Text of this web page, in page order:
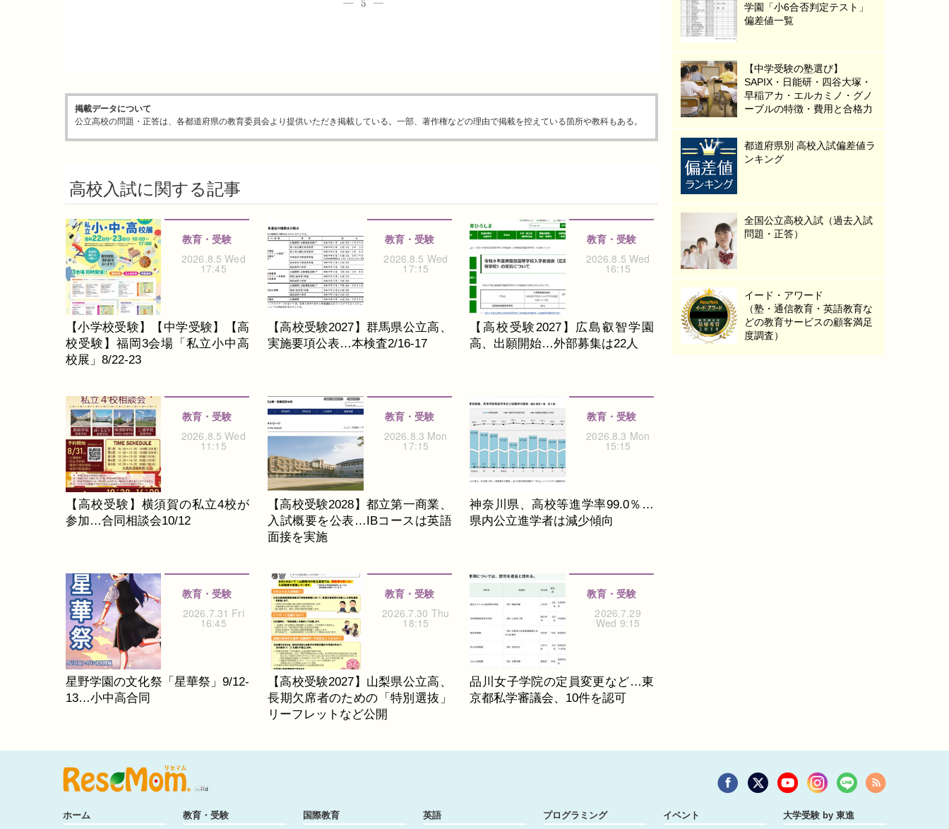
掲載データについて
公立高校の問題・正答は、各都道府県の教育委員会より提供いただき掲載している。一部、著作権などの理由で掲載を控えている箇所や教科もある。
高校入試に関する記事
【小学校受験】【中学受験】【高
校受験】福岡3会場「私立小中高
校展」8/22-23
教育・受験
2026.8.5 Wed
17:45
【高校受験2027】群馬県公立高、
実施要項公表…本検査2/16-17
教育・受験
2026.8.5 Wed
17:15
【高校受験2027】広島叡智学園
高、出願開始…外部募集は22人
教育・受験
2026.8.5 Wed
16:15
【高校受験】横須賀の私立4校が
参加…合同相談会10/12
教育・受験
2026.8.5 Wed
11:15
【高校受験2028】都立第一商業、
入試概要を公表…IBコースは英語
面接を実施
教育・受験
2026.8.3 Mon
17:15
神奈川県、高校等進学率99.0％…
県内公立進学者は減少傾向
教育・受験
2026.8.3 Mon
15:15
星野学園の文化祭「星華祭」9/12-
13…小中高合同
教育・受験
2026.7.31 Fri
16:45
【高校受験2027】山梨県公立高、
長期欠席者のための「特別選抜」
リーフレットなど公開
教育・受験
2026.7.30 Thu
18:15
品川女子学院の定員変更など…東
京都私学審議会、10件を認可
教育・受験
2026.7.29
Wed 9:15
学園「小6合否判定テスト」
偏差値一覧
【中学受験の塾選び】
SAPIX・日能研・四谷大塚・
早稲アカ・エルカミノ・グノ
ーブルの特徴・費用と合格力
都道府県別 高校入試偏差値ラ
ンキング
全国公立高校入試（過去入試
問題・正答）
イード・アワード
（塾・通信教育・英語教育な
どの教育サービスの顧客満足
度調査）
ホーム 教育・受験 国際教育 英語 プログラミング イベント 大学受験 by 東進